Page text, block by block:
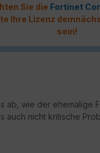
Sie die Fortinet
Ihre Lizenz
sein!
ab, wie der ehemalige
auch nicht kritische